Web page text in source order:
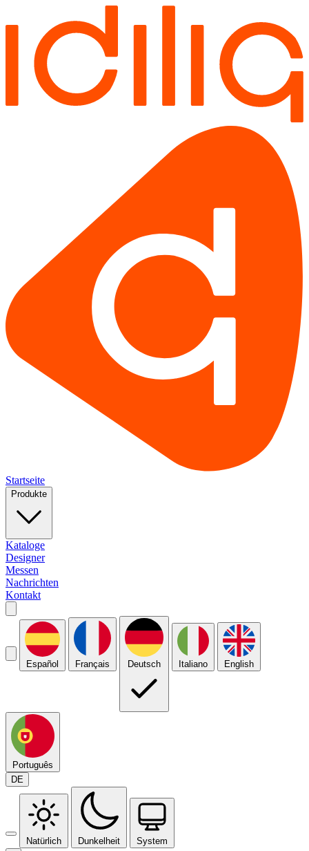
Startseite
Produkte
Kataloge
Designer
Messen
Nachrichten
Kontakt
Español Français Deutsch Italiano English
Português
DE
Natürlich Dunkelheit System